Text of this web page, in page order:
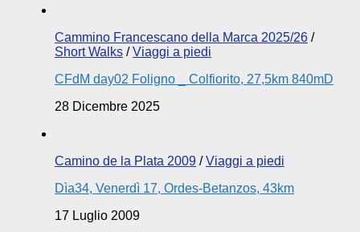
Cammino Francescano della Marca 2025/26 /
Short Walks /Viaggi a piedi
CFdM day02 Foligno _ Colfiorito, 27,5km 840mD
28 Dicembre 2025
Camino de la Plata 2009 /Viaggi a piedi
Dìa34, Venerdì 17, Ordes-Betanzos, 43km
17 Luglio 2009